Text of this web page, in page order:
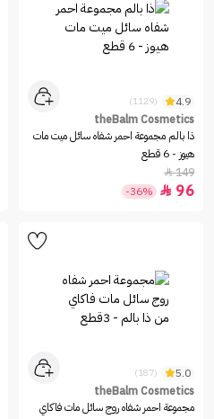
4.9
(1129)
theBalm Cosmetics
ذا بالم مجموعة احمر شفاه سائل ميت مات
هيوز - 6 قطع
149

96

-36%
5.0
(187)
theBalm Cosmetics
مجموعة احمر شفاه روج سائل مات فاكاي